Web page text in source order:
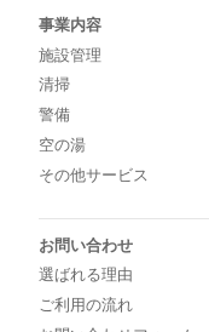
事業内容
施設管理
清掃
警備
空の湯
その他サービス
お問い合わせ
選ばれる理由
ご利用の流れ